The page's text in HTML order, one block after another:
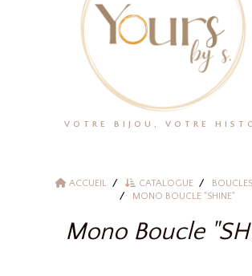
VOTRE BIJOU, VOTRE
ACCUEIL CATALOGUE
MONO BOUCLE "SHINE"
Mono Boucle